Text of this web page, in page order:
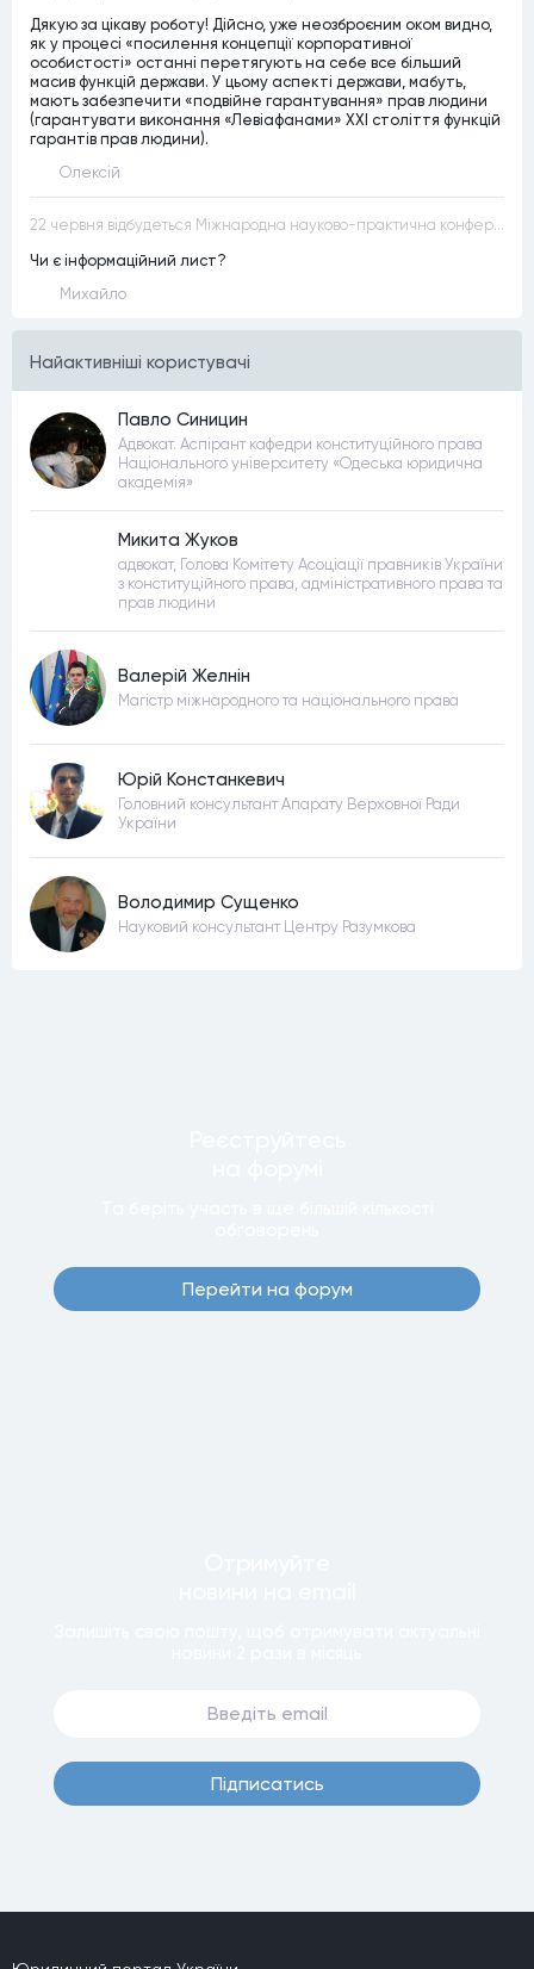
Дякую за цікаву роботу! Дійсно, уже неозброєним оком видно,
як у процесі «посилення концепції корпоративної
особистості» останні перетягують на себе все більший
масив функцій держави. У цьому аспекті держави, мабуть,
мають забезпечити «подвійне гарантування» прав людини
(гарантувати виконання «Левіафанами» ХХІ століття функцій
гарантів прав людини).
Олексій
22 червня відбудеться Міжнародна науково-практична конференція “Конституційна демократія в умовах загроз територіальній цілісності та національній безпеці”
Чи є інформаційний лист?
Михайло
Найактивнiшi користувачi
Павло Синицин
Адвокат. Аспірант кафедри конституційного права
Національного університету «Одеська юридична
академія»
Микита Жуков
адвокат, Голова Комітету Асоціації правників України
з конституційного права, адміністративного права та
прав людини
Валерій Желнін
Магістр міжнародного та національного права
Юрій Констанкевич
Головний консультант Апарату Верховної Ради
України
Володимир Сущенко
Науковий консультант Центру Разумкова
Перейти на форум
Пiдписатись